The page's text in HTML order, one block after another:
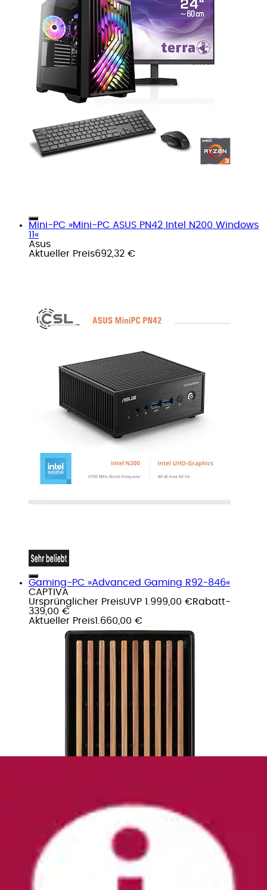
Mini-PC »Mini-PC ASUS PN42 Intel N200 Windows
11«
Asus
Aktueller Preis692,32 €
Gaming-PC »Advanced Gaming R92-846«
CAPTIVA
Ursprünglicher PreisUVP 1.999,00 €Rabatt-
339,00 €
Aktueller Preis1.660,00 €